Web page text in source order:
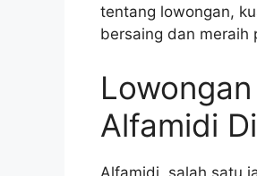
tentang lowongan,
bersaing dan meraih
Alfamidi
Alfamidi, salah satu